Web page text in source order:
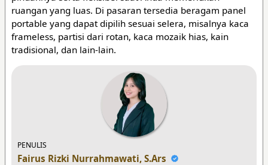
ruangan yang luas. Di pasaran tersedia beragam panel
portable yang dapat dipilih sesuai selera, misalnya kaca
frameless, partisi dari rotan, kaca mozaik hias, kain
tradisional, dan lain-lain.
PENULIS
Fairus Rizki Nurrahmawati, S.Ars